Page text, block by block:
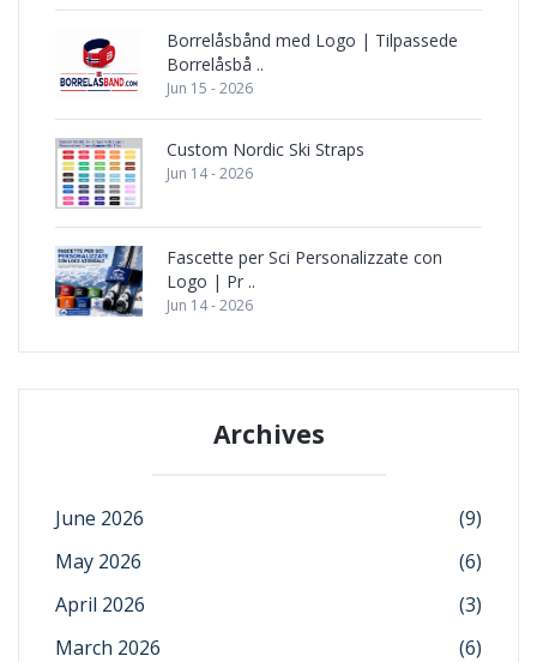
Borrelåsbånd med Logo | Tilpassede
Borrelåsbå ..
Jun 15 - 2026
Custom Nordic Ski Straps
Jun 14 - 2026
Fascette per Sci Personalizzate con
Logo | Pr ..
Jun 14 - 2026
Archives
June 2026
(9)
May 2026
(6)
April 2026
(3)
March 2026
(6)